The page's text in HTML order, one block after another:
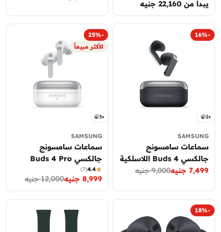
السعر
العادي
يبدأ من 22,160 جنيه
-16%
2+
SAMSUNG
سماعات سامسونج
جالكسي Buds 4 اللاسلكية
سعر
7,499 جنيه
السعر
9,000 جنيه
-25%
الأكثر مبيعاً
3+
SAMSUNG
سماعات سامسونج
جالكسي Buds 4 Pro
اللاسلكية
4.4
(7)
سعر
التخفيض
8,999 جنيه
السعر
العادي
12,000 جنيه
-18%